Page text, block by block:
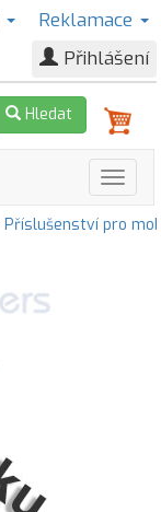
Reklamace
Přihlášení
Hledat
Příslušenství pro